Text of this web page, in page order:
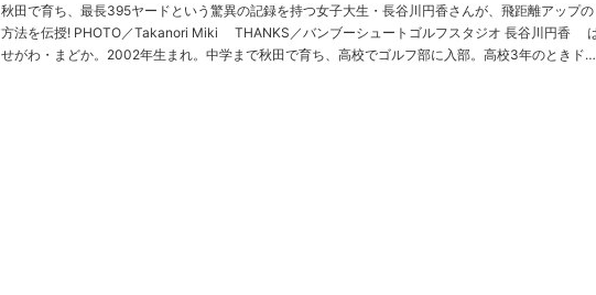
秋田で育ち、最長395ヤードという驚異の記録を持つ女子大生・長谷川円香さんが、飛距離アップの
方法を伝授! PHOTO／Takanori Miki THANKS／バンブーシュートゴルフスタジオ 長谷川円香 は
せがわ・まどか。2002年生まれ。中学まで秋田で育ち、高校でゴルフ部に入部。高校3年のときドラ